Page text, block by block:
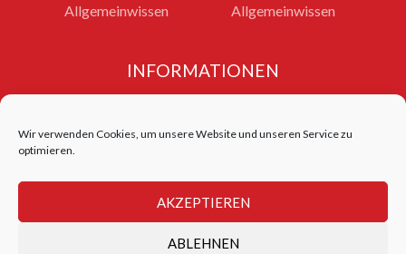
Wir verwenden Cookies, um unsere Website und unseren Service zu
optimieren.
AKZEPTIEREN
ABLEHNEN
Allgemeinwissen
Allgemeinwissen
INFORMATIONEN
Impressum
Bildnachweise
Login Test Center